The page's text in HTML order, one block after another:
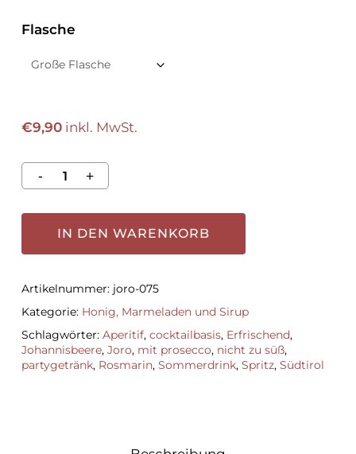
Flasche
€9,90 inkl. MwSt.
IN DEN WARENKORB
Artikelnummer: joro-075
Kategorie: Honig, Marmeladen und Sirup
Schlagwörter: Aperitif, cocktailbasis, Erfrischend,
Johannisbeere, Joro, mit prosecco, nicht zu süß,
partygetränk, Rosmarin, Sommerdrink, Spritz, Südtirol